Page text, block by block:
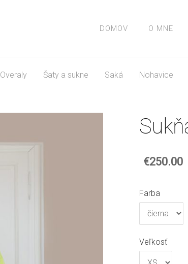
DOMOV O MNE
Overaly Šaty a sukne Saká Nohavice
€250.00
Farba
Veľkosť